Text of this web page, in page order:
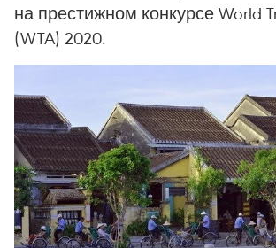
на престижном конкурсе World
(WTA) 2020.